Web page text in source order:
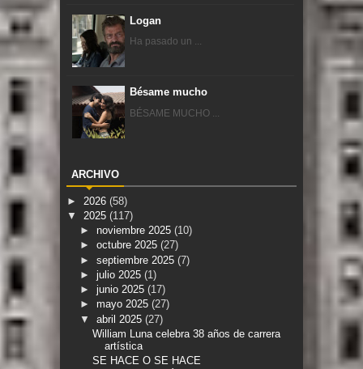
Logan
Ha pasado un ...
Bésame mucho
BÉSAME MUCHO ...
ARCHIVO
► 2026 (58)
▼ 2025 (117)
► noviembre 2025 (10)
► octubre 2025 (27)
► septiembre 2025 (7)
► julio 2025 (1)
► junio 2025 (17)
► mayo 2025 (27)
▼ abril 2025 (27)
William Luna celebra 38 años de carrera
artística
SE HACE O SE HACE